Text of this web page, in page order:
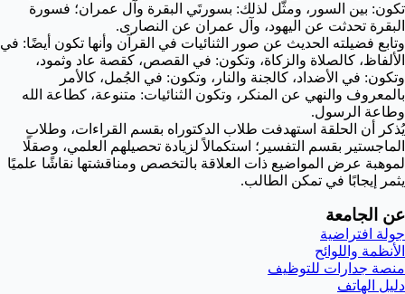
تكون: بين السور، ومثَّل لذلك: بسورتَي البقرة وآل عمران؛ فسورة
البقرة تحدثت عن اليهود، وآل عمران عن النصارى.
وتابع فضيلته الحديث عن صور الثنائيات في القرآن وأنها تكون أيضًا: في
الألفاظ، كالصلاة والزكاة، وتكون: في القصص، كقصة عاد وثمود،
وتكون: في الأضداد، كالجنة والنار، وتكون: في الجُمل، كالأمر
بالمعروف والنهي عن المنكر، وتكون الثنائيات: متنوعة، كطاعة الله
وطاعة الرسول.
يُذكر أن الحلقة استهدفت طلاب الدكتوراه بقسم القراءات، وطلاب
الماجستير بقسم التفسير؛ استكمالاً لزيادة تحصيلهم العلمي، وصقلًا
لموهبة عرض المواضيع ذات العلاقة بالتخصص ومناقشتها نقاشًا علميًا
يثمر إيجابًا في تمكن الطالب.
عن الجامعة
جولة افتراضية
الأنظمة واللوائح
منصة جدارات للتوظيف
دليل الهاتف